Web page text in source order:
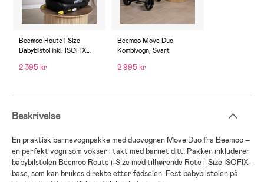
Beemoo Route i-Size
Babybilstol inkl. ISOFIX
2 395 kr
Beemoo Move Duo
Kombivogn, Svart
2 995 kr
Beskrivelse
En praktisk barnevognpakke med duovognen Move Duo fra Beemoo –
en perfekt vogn som vokser i takt med barnet ditt. Pakken inkluderer
babybilstolen Beemoo Route i-Size med tilhørende Rote i-Size ISOFIX-
base, som kan brukes direkte etter fødselen. Fest babybilstolen på